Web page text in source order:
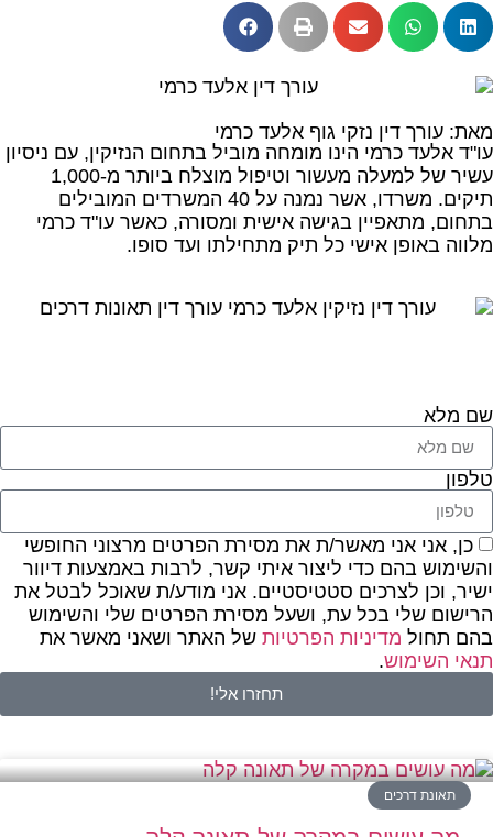
מאת: עורך דין נזקי גוף אלעד כרמי
עו"ד אלעד כרמי הינו מומחה מוביל בתחום הנזיקין, עם ניסיון
עשיר של למעלה מעשור וטיפול מוצלח ביותר מ-1,000
תיקים. משרדו, אשר נמנה על 40 המשרדים המובילים
בתחום, מתאפיין בגישה אישית ומסורה, כאשר עו"ד כרמי
מלווה באופן אישי כל תיק מתחילתו ועד סופו.
שם מלא
טלפון
כן, אני אני מאשר/ת את מסירת הפרטים מרצוני החופשי
והשימוש בהם כדי ליצור איתי קשר, לרבות באמצעות דיוור
ישיר, וכן לצרכים סטטיסטיים. אני מודע/ת שאוכל לבטל את
הרישום שלי בכל עת, ושעל מסירת הפרטים שלי והשימוש
בהם תחול מדיניות הפרטיות של האתר ושאני מאשר את
תנאי השימוש.
תחזרו אלי!
תאונת דרכים